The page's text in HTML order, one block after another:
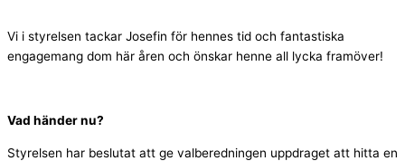
Vi i styrelsen tackar Josefin för hennes tid och fantastiska
engagemang dom här åren och önskar henne all lycka framöver!
Vad händer nu?
Styrelsen har beslutat att ge valberedningen uppdraget att hitta en